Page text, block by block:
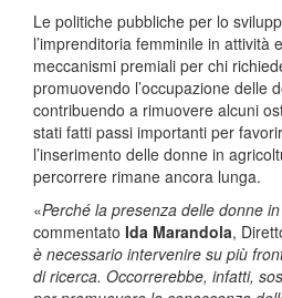
Le politiche pubbliche per lo
l’imprenditoria femminile in attività
meccanismi premiali per chi
promuovendo l’occupazione delle
contribuendo a rimuovere alcuni
stati fatti passi importanti per
l’inserimento delle donne in
percorrere rimane ancora lunga.
«Perché la presenza delle donne
commentato Ida Marandola,
è necessario intervenire su più
di ricerca. Occorrerebbe, infatti,